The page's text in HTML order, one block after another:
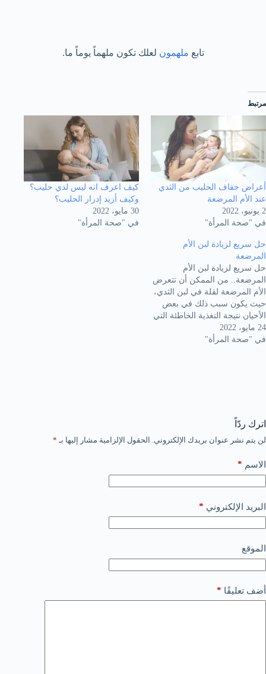
تابع ملهمون لعلك تكون ملهماً يوماً ما.
مرتبط
أعراض جفاف الحليب من الثدي
عند الأم المرضعة
2 يونيو، 2022
في "صحة المرأة"
كيف اعرف انه ليس لدي حليب؟
وكيف أزيد إدرار الحليب؟
30 مايو، 2022
في "صحة المرأة"
حل سريع لزيادة لبن الأم
المرضعة
حل سريع لزيادة لبن الأم
المرضعة.. من الممكن أن تتعرض
الأم المرضعة لقلة في لبن الثدي،
حيث يكون سبب ذلك في بعض
الأحيان نتيجة التغذية الخاطئة التي
لا تسهم في زيادة اللبن بل تزيد
من وزن الأم فقط. كما قد يكون
24 مايو، 2022
في "صحة المرأة"
اترك ردّاً
لن يتم نشر عنوان بريدك الإلكتروني. الحقول الإلزامية مشار إليها بـ *
الاسم *
البريد الإلكتروني *
الموقع
أضف تعليقًا *